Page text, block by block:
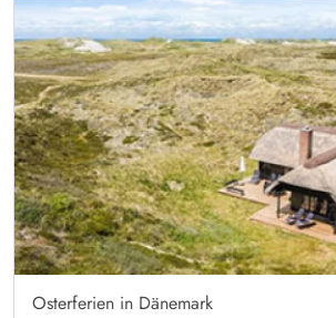
Osterferien in Dänemark